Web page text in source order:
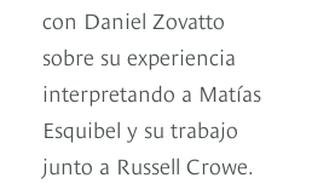
con Daniel Zovatto
sobre su experiencia
interpretando a Matías
Esquibel y su trabajo
junto a Russell Crowe.